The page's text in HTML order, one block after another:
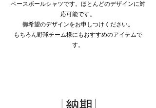
ベースボールシャツです。ほとんどのデザインに対
応可能です。
御希望のデザインをお申しつけください。
​もちろん野球チーム様にもおすすめのアイテムで
す。